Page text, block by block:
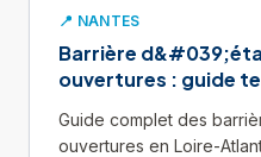
📍 NANTES
Barrière
ouvertures : guide
Guide complet des
ouvertures en Loire-